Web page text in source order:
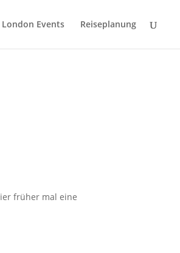
London Events Reiseplanung
früher mal eine